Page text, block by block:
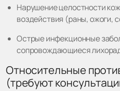
Нарушение целостности
воздействия (раны, ожоги,
Острые инфекционные
сопровождающиеся
Относительные
(требуют